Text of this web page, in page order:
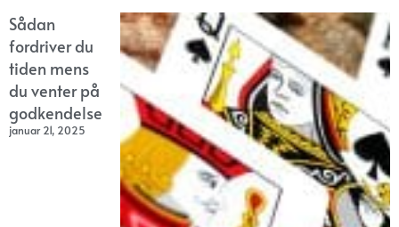
Sådan
fordriver du
tiden mens
du venter på
godkendelse
januar 21, 2025